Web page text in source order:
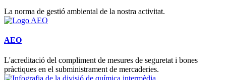
La norma de gestió ambiental de la nostra activitat.
AEO
L'acreditació del compliment de mesures de seguretat i bones
pràctiques en el subministrament de mercaderies.